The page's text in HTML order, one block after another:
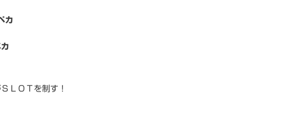
カ
ＬＯＴを制す！